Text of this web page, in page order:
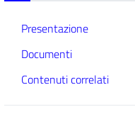
Presentazione
Documenti
Contenuti correlati